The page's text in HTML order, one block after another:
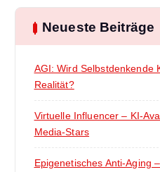
Neueste Beiträge
AGI: Wird Selbstdenkende
Realität?
Virtuelle Influencer – KI-
Media-Stars
Epigenetisches Anti-Aging